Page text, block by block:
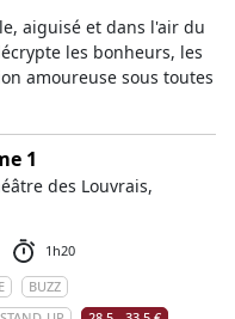
aiguisé et dans l'air du
les bonheurs, les
amoureuse sous toutes
1
des Louvrais,
1h20
BUZZ